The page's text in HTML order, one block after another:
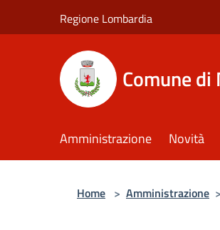
Regione Lombardia
Comune di
Amministrazione Novità
Home > Amministrazione >